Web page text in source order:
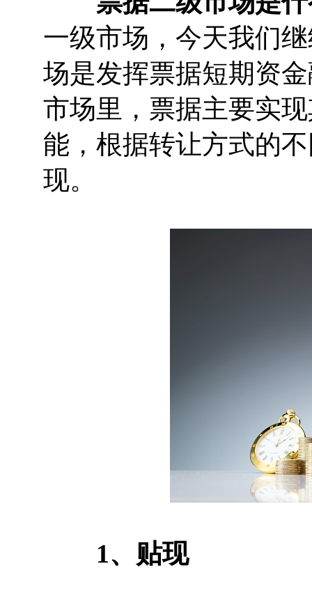
一级市场，今天我们
场是发挥票据短期资
市场里，票据主要实
能，根据转让方式的
现。
1、贴现